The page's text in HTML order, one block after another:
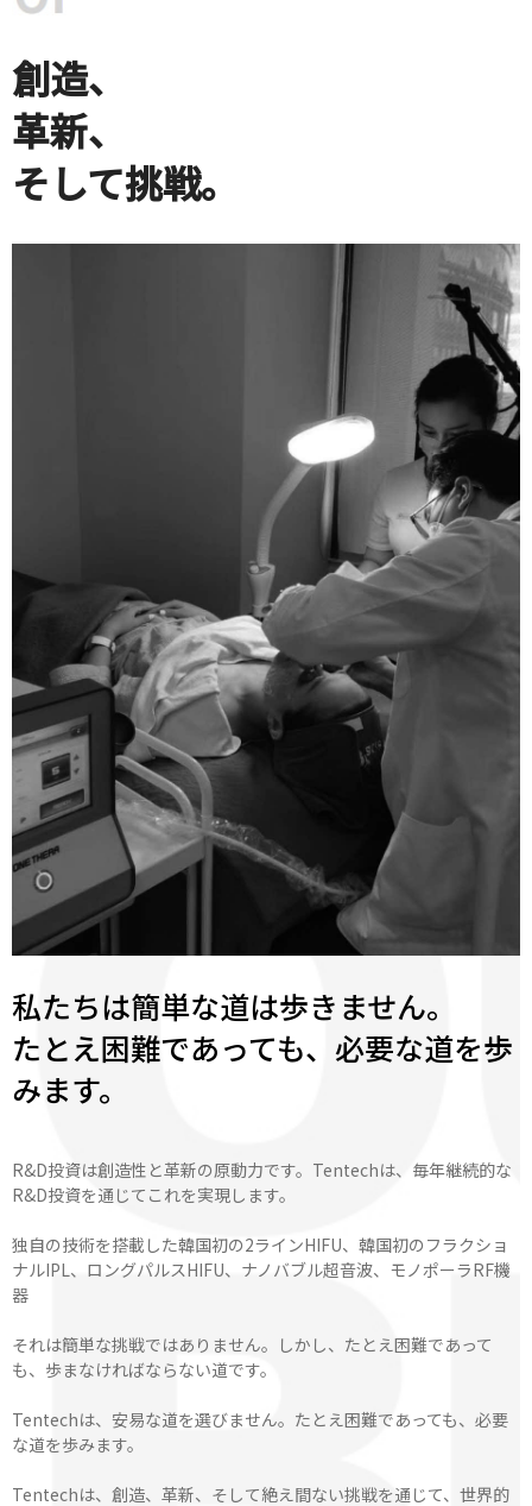
創造、
革新、
そして挑戦。
私たちは簡単な道は歩きません。
たとえ困難であっても、必要な道を歩
みます。
R&D投資は創造性と革新の原動力です。Tentechは、毎年継続的な
R&D投資を通じてこれを実現します。
独自の技術を搭載した韓国初の2ラインHIFU、韓国初のフラクショ
ナルIPL、ロングパルスHIFU、ナノバブル超音波、モノポーラRF機
器
それは簡単な挑戦ではありません。しかし、たとえ困難であって
も、歩まなければならない道です。
Tentechは、安易な道を選びません。たとえ困難であっても、必要
な道を歩みます。
Tentechは、創造、革新、そして絶え間ない挑戦を通じて、世界的